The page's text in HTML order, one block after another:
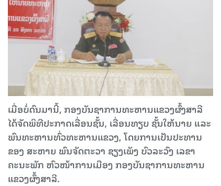
ເມື່ອບໍ່ດົນມານີ້, ກອງບັນຊາການທະຫານແຂວງຜົ້ງສາລີ
ໄດ້ຈັດພິທີປະກາດເລື່ອນຊັ້ນ, ເລື່ອນທຽບ ຊັ້ນໃຫ້ນາຍ ແລະ
ພົນທະຫານທົ່ວທະຫານແຂວງ, ໂດຍການເປັນປະທານ
ຂອງ ສະຫາຍ ພົນຈັດຕະວາ ຊຽງເພັງ ບົວລະວົງ ເລຂາ
ຄະນະພັກ ຫົວໜ້າການເມືອງ ກອງບັນຊາການທະຫານ
ແຂວງຜົ້ງສາລີ.